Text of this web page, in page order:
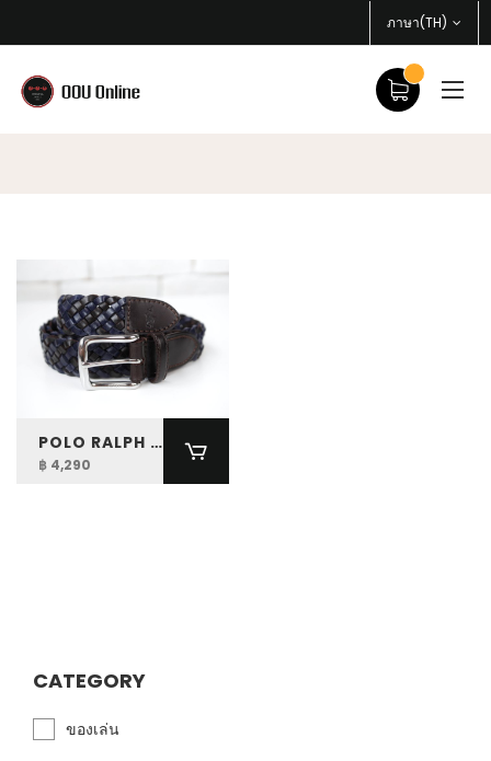
ภาษา(TH)
POLO RALPH LAUREN BRAIDED LEATHER BELT
฿ 4,290
CATEGORY
ของเล่น